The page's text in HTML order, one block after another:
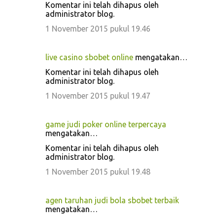
Komentar ini telah dihapus oleh
administrator blog.
1 November 2015 pukul 19.46
live casino sbobet online mengatakan…
Komentar ini telah dihapus oleh
administrator blog.
1 November 2015 pukul 19.47
game judi poker online terpercaya
mengatakan…
Komentar ini telah dihapus oleh
administrator blog.
1 November 2015 pukul 19.48
agen taruhan judi bola sbobet terbaik
mengatakan…